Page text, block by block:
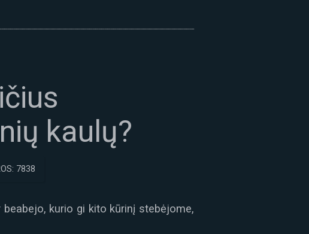
kaulų?
7838
kurio gi kito kūrinį stebėjome,